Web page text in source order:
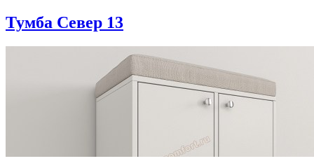
Тумба Север 13